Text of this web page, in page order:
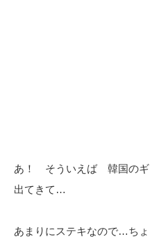
あ！ そういえば 韓国の
出てきて…
あまりにステキなので…ち